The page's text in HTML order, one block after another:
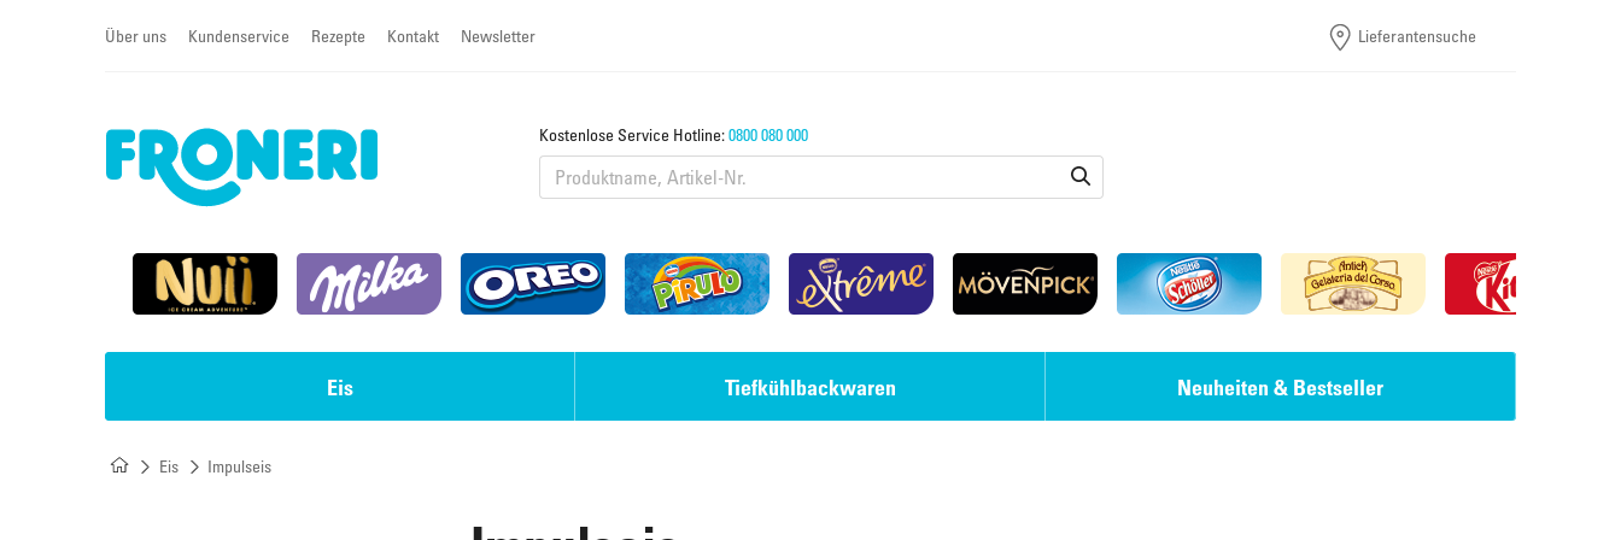
Über uns Kundenservice Rezepte Kontakt Newsletter Lieferantensuche
Kostenlose Service Hotline:0800 080 000
Eis Tiefkühlbackwaren Neuheiten & Bestseller
Eis Impulseis